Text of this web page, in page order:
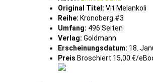
Original Titel: Vit Melankoli
Reihe: Kronoberg #3
Umfang: 496 Seiten
Verlag: Goldmann
Erscheinungsdatum: 18.
Preis Broschiert 15,00 €/